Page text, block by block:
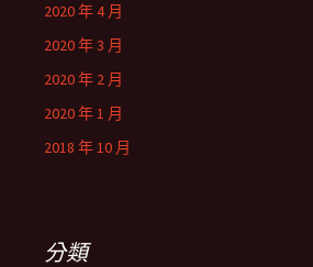
2020 年 4 月
2020 年 3 月
2020 年 2 月
2020 年 1 月
2018 年 10 月
分類